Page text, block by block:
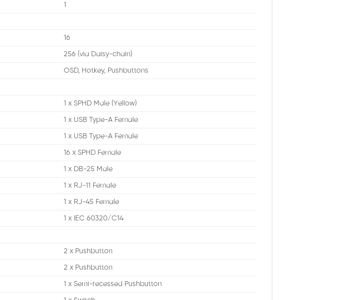
1
16
256 (via Daisy-chain)
OSD, Hotkey, Pushbuttons
1 x SPHD Male (Yellow)
1 x USB Type-A Female
1 x USB Type-A Female
16 x SPHD Female
1 x DB-25 Male
1 x RJ-11 Female
1 x RJ-45 Female
1 x IEC 60320/C14
2 x Pushbutton
2 x Pushbutton
1 x Semi-recessed Pushbutton